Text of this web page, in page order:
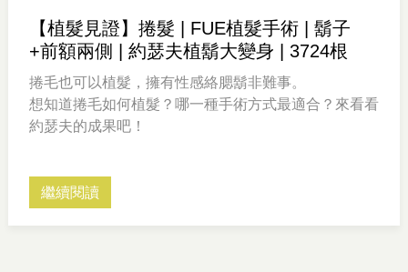
【植髮見證】捲髮 | FUE植髮手術 | 鬍子
+前額兩側 | 約瑟夫植鬍大變身 | 3724根
捲毛也可以植髮，擁有性感絡腮鬍非難事。
想知道捲毛如何植髮？哪一種手術方式最適合？來看看
約瑟夫的成果吧！
繼續閱讀